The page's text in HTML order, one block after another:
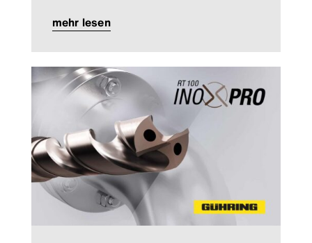
mehr lesen